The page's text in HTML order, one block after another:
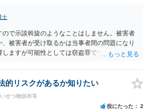
士
で示談斡旋のようなことはしません。被害者
被害者が受け取るかは当事者間の問題になり
しますが可能性としては窃盗罪ですので、逮捕
的リスクがあるか知りたい
せつ物頒布等
役にたった 2